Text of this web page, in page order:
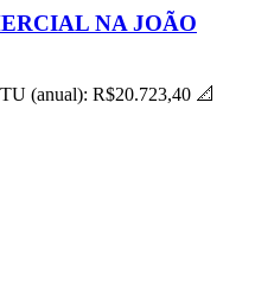
NA JOÃO
(anual): R$20.723,40 📐